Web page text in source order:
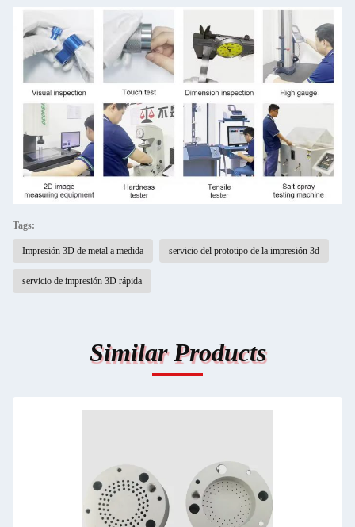
Tags:
Impresión 3D de metal a medida servicio del prototipo de la impresión 3d
servicio de impresión 3D rápida
Similar Products